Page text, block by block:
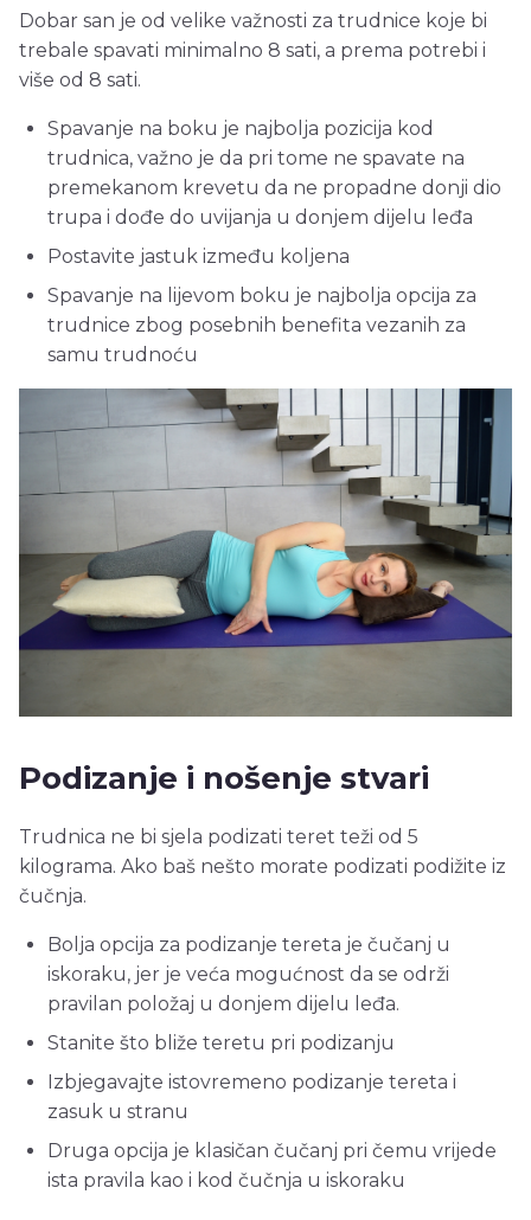
Dobar san je od velike važnosti za trudnice koje bi
trebale spavati minimalno 8 sati, a prema potrebi i
više od 8 sati.
Spavanje na boku je najbolja pozicija kod
trudnica, važno je da pri tome ne spavate na
premekanom krevetu da ne propadne donji dio
trupa i dođe do uvijanja u donjem dijelu leđa
Postavite jastuk između koljena
Spavanje na lijevom boku je najbolja opcija za
trudnice zbog posebnih benefita vezanih za
samu trudnoću
Podizanje i nošenje stvari
Trudnica ne bi sjela podizati teret teži od 5
kilograma. Ako baš nešto morate podizati podižite iz
čučnja.
Bolja opcija za podizanje tereta je čučanj u
iskoraku, jer je veća mogućnost da se održi
pravilan položaj u donjem dijelu leđa.
Stanite što bliže teretu pri podizanju
Izbjegavajte istovremeno podizanje tereta i
zasuk u stranu
Druga opcija je klasičan čučanj pri čemu vrijede
ista pravila kao i kod čučnja u iskoraku